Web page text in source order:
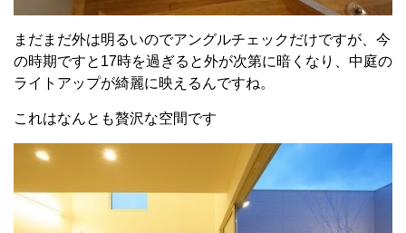
まだまだ外は明るいのでアングルチェックだけですが、今
の時期ですと17時を過ぎると外が次第に暗くなり、中庭の
ライトアップが綺麗に映えるんですね。
これはなんとも贅沢な空間です